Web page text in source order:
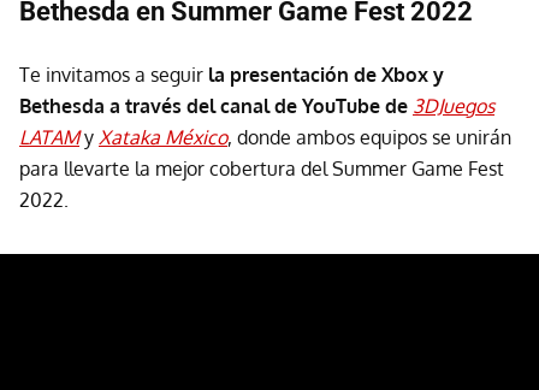
Bethesda en Summer Game Fest 2022
Te invitamos a seguir la presentación de Xbox y
Bethesda a través del canal de YouTube de 3DJuegos
LATAMy Xataka México, donde ambos equipos se unirán
para llevarte la mejor cobertura del Summer Game Fest
2022.